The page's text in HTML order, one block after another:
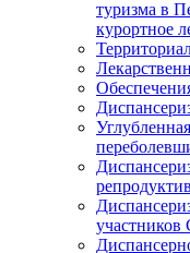
туризма в
курортное